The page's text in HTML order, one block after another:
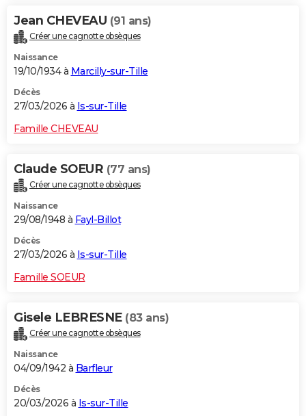
Jean CHEVEAU (91 ans)
Créer une cagnotte obsèques
Naissance
19/10/1934 à Marcilly-sur-Tille
Décès
27/03/2026 à Is-sur-Tille
Famille CHEVEAU
Claude SOEUR (77 ans)
Créer une cagnotte obsèques
Naissance
29/08/1948 à Fayl-Billot
Décès
27/03/2026 à Is-sur-Tille
Famille SOEUR
Gisele LEBRESNE (83 ans)
Créer une cagnotte obsèques
Naissance
04/09/1942 à Barfleur
Décès
20/03/2026 à Is-sur-Tille